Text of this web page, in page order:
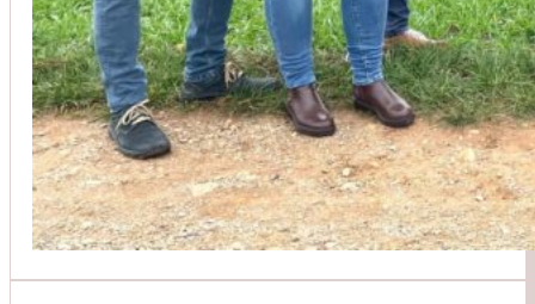
aus unseren Google-Bewertungen
Sehr freundlich! Hat alles super geklappt!
Simon Bilek